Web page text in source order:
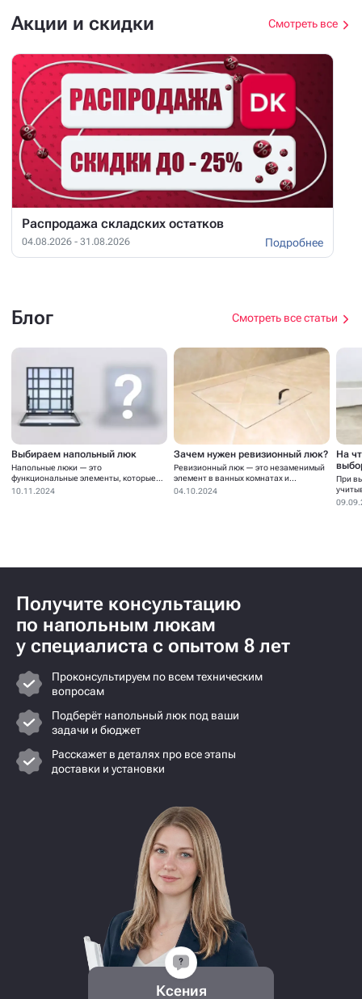
Акции и скидки Смотреть все
Распродажа складских остатков
04.08.2026 - 31.08.2026 Подробнее
Блог Смотреть все статьи
Выбираем напольный люк
Напольные люки — это
функциональные элементы, которые
устанавливаются для...
10.11.2024
Зачем нужен ревизионный люк?
Ревизионный люк — это незаменимый
элемент в ванных комнатах и...
04.10.2024
На
При
Получите консультацию
по напольным люкам
у специалиста с опытом 8 лет
Проконсультируем по всем техническим
вопросам
Подберёт напольный люк под ваши
задачи и бюджет
Расскажет в деталях про все этапы
доставки и установки
Ксения